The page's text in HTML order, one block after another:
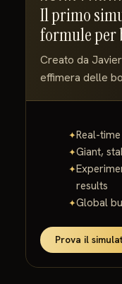
Il primo
formule per
Creato da
effimera delle
Real-
Giant,
results
Global
Prova il